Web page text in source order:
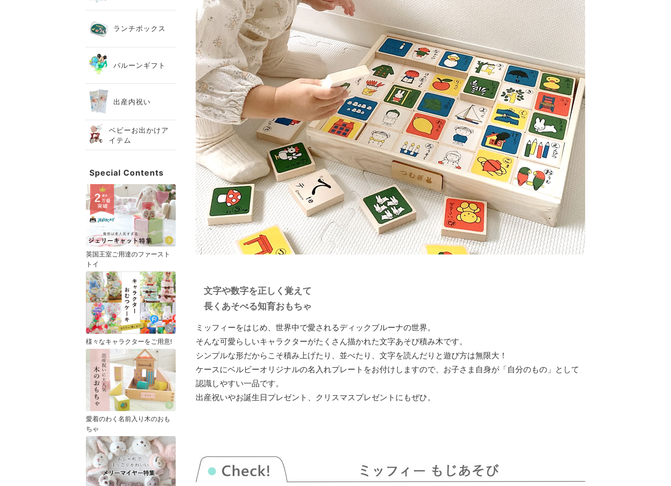
文字や数字を正しく覚えて
長くあそべる知育おもちゃ
ミッフィーをはじめ、世界中で愛されるディックブルーナの世界。
そんな可愛らしいキャラクターがたくさん描かれた文字あそび積み木です。
シンプルな形だからこそ積み上げたり、並べたり、文字を読んだりと遊び方は無限大！
ケースにベルビーオリジナルの名入れプレートをお付けしますので、お子さま自身が「自分のもの」として
認識しやすい一品です。
出産祝いやお誕生日プレゼント、クリスマスプレゼントにもぜひ。
ランチボックス
バルーンギフト
出産内祝い
ベビーお出かけア
イテム
Special Contents
英国王室ご用達のファースト
トイ
様々なキャラクターをご用意!
愛着のわく名前入り木のおも
ちゃ